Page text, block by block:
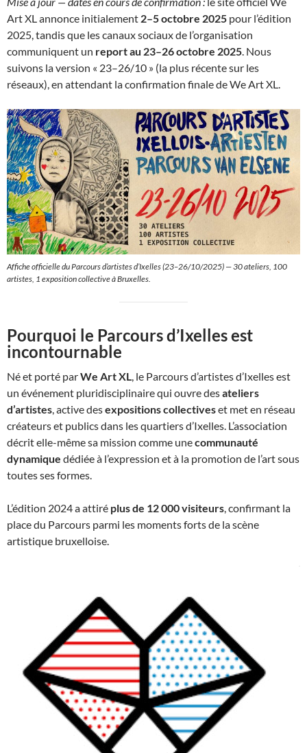
Art XL annonce initialement 2–5 octobre 2025 pour l’édition
2025, tandis que les canaux sociaux de l’organisation
communiquent un report au 23–26 octobre 2025 . Nous
suivons la version « 23–26/10 » (la plus récente sur les
réseaux), en attendant la confirmation finale de We Art XL.
Affiche officielle du Parcours d’artistes d’Ixelles (23–26/10/2025) — 30 ateliers, 100
artistes, 1 exposition collective à Bruxelles.
Pourquoi le Parcours d’Ixelles est
incontournable
Né et porté parWe Art XL , le Parcours d’artistes d’Ixelles est
un événement pluridisciplinaire qui ouvre desateliers
d’artistes , active desexpositions collectiveset met en réseau
créateurs et publics dans les quartiers d’Ixelles. L’association
décrit elle-même sa mission comme unecommunauté
dynamique dédiée à l’expression et à la promotion de l’art sous
toutes ses formes.
L’édition 2024 a attiré plus de 12 000 visiteurs , confirmant la
place du Parcours parmi les moments forts de la scène
artistique bruxelloise.